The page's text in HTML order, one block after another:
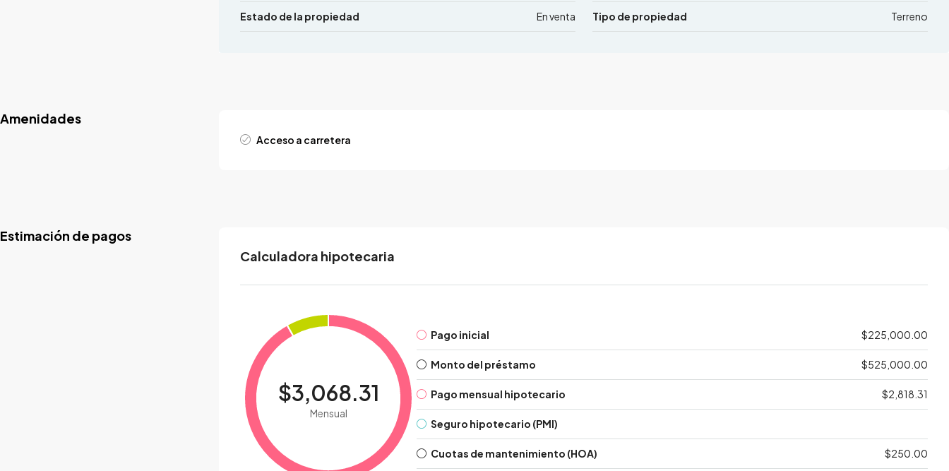
Estado de la propiedad En venta Tipo de propiedad Terreno
Amenidades
Acceso a carretera
Estimación de pagos
Calculadora hipotecaria
$3,068.31
Mensual
Pago inicial $225,000.00
Monto del préstamo $525,000.00
Pago mensual hipotecario $2,818.31
Seguro hipotecario (PMI)
Cuotas de mantenimiento (HOA) $250.00